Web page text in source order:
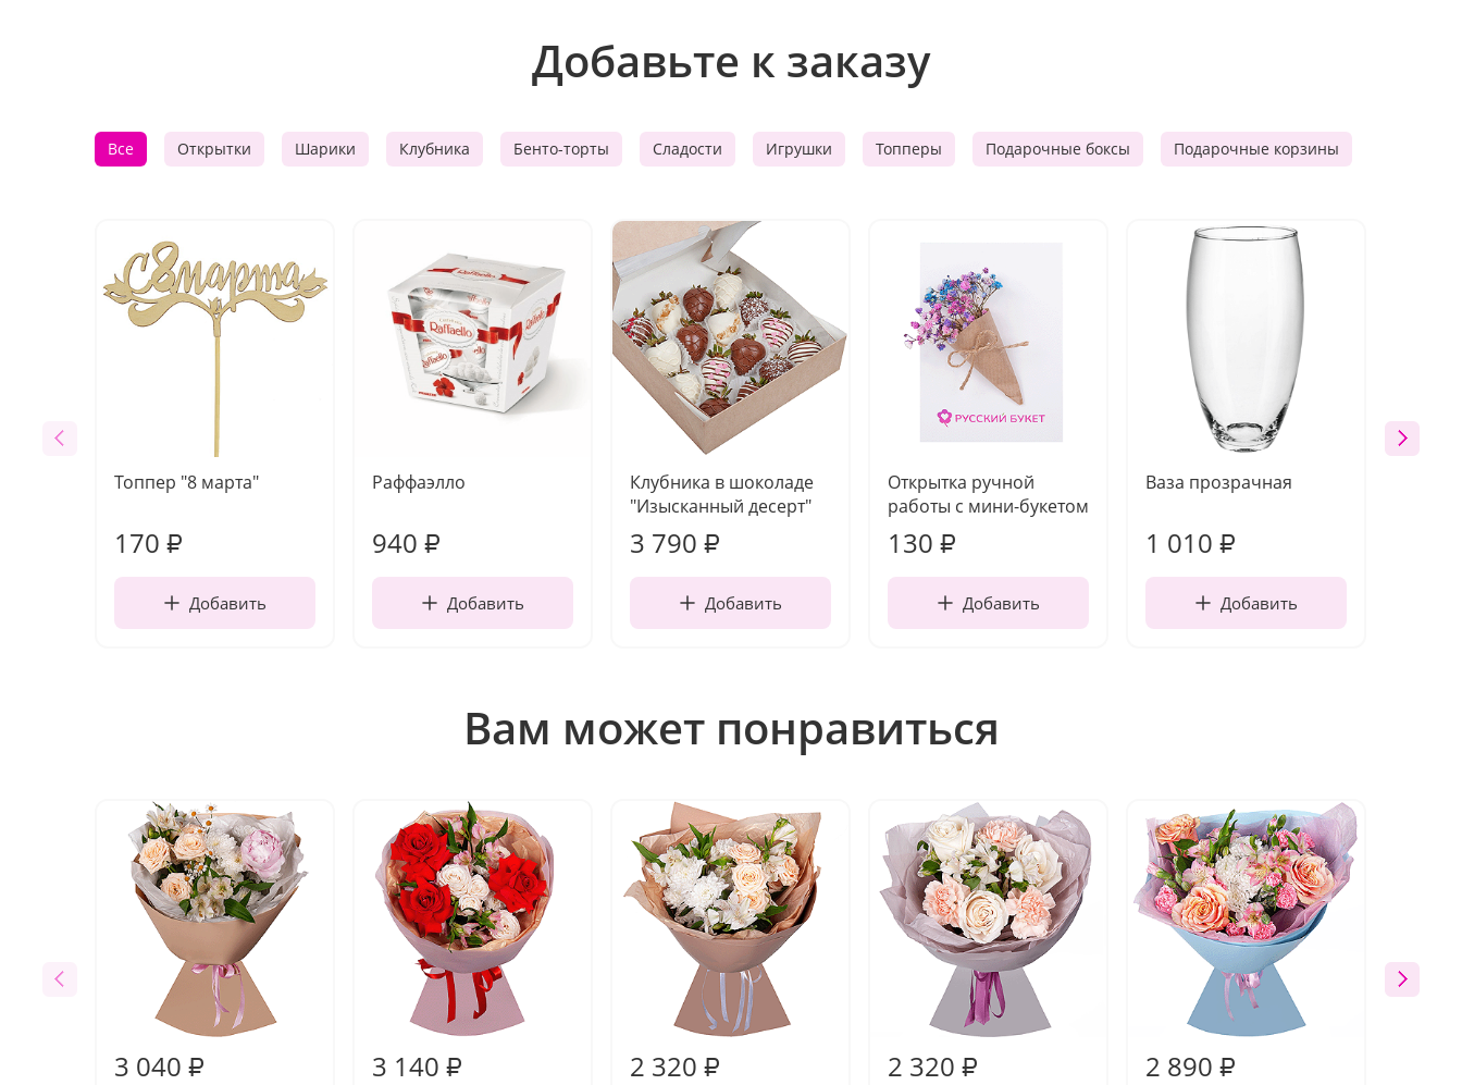
Добавьте к заказу
Все Открытки Шарики Клубника Бенто-торты Сладости Игрушки Топперы Подарочные боксы Подарочные корзины
Топпер "8 марта"
170 ₽
Добавить
Раффаэлло
940 ₽
Добавить
Клубника в шоколаде
"Изысканный десерт"
3 790 ₽
Добавить
Открытка ручной
работы с мини-букетом
130 ₽
Добавить
Ваза прозрачная
1 010 ₽
Добавить
Вам может понравиться
3 040 ₽ 3 140 ₽ 2 320 ₽ 2 320 ₽ 2 890 ₽